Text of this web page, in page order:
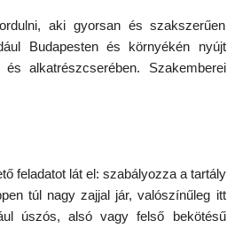
aki gyorsan és szakszerűen
Budapesten és környékén nyújt
alkatrészcserében. Szakemberei
feladatot lát el: szabályozza a tartály
túl nagy zajjal jár, valószínűleg itt
úszós, alsó vagy felső bekötésű